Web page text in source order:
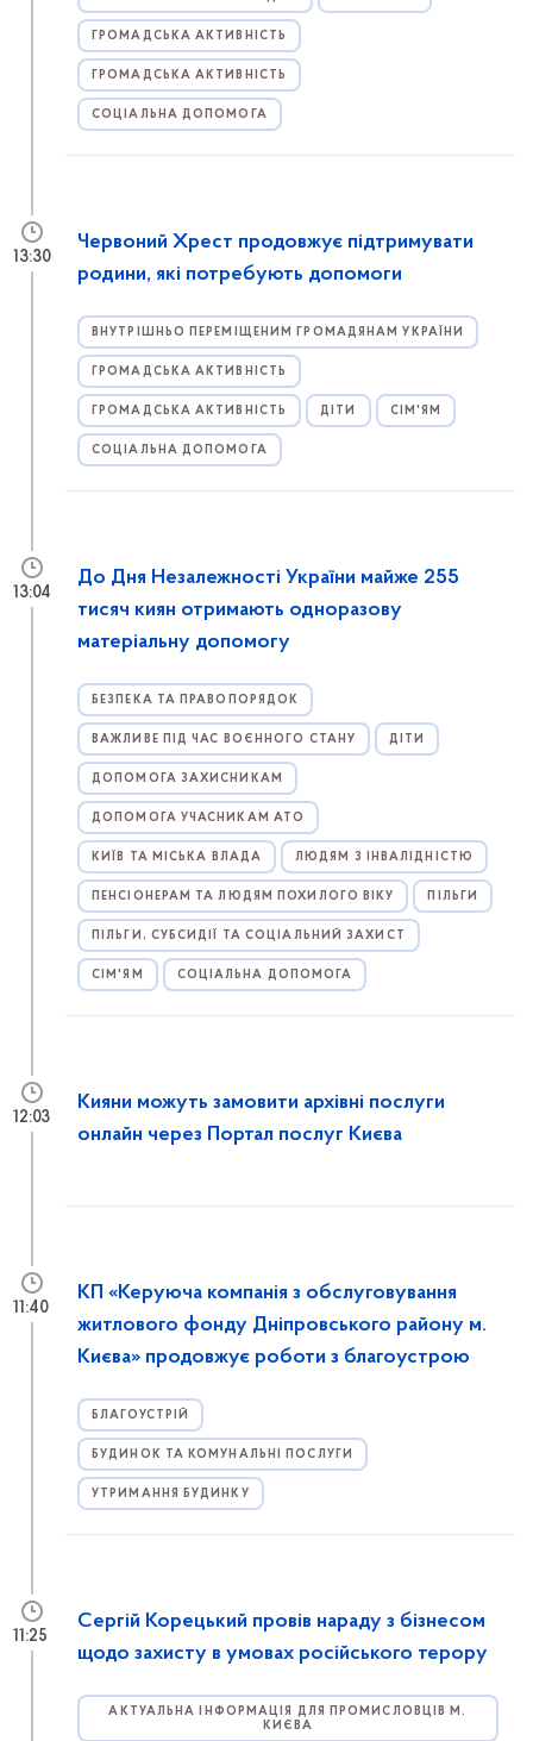
ГРОМАДСЬКА АКТИВНІСТЬ
ГРОМАДСЬКА АКТИВНІСТЬ
СОЦІАЛЬНА ДОПОМОГА
Червоний Хрест продовжує підтримувати
родини, які потребують допомоги
ВНУТРІШНЬО ПЕРЕМІЩЕНИМ ГРОМАДЯНАМ УКРАЇНИ
ГРОМАДСЬКА АКТИВНІСТЬ
ГРОМАДСЬКА АКТИВНІСТЬ ДІТИ СІМ'ЯМ
СОЦІАЛЬНА ДОПОМОГА
13:30
До Дня Незалежності України майже 255
тисяч киян отримають одноразову
матеріальну допомогу
БЕЗПЕКА ТА ПРАВОПОРЯДОК
ВАЖЛИВЕ ПІД ЧАС ВОЄННОГО СТАНУ ДІТИ
ДОПОМОГА ЗАХИСНИКАМ
ДОПОМОГА УЧАСНИКАМ АТО
КИЇВ ТА МІСЬКА ВЛАДА ЛЮДЯМ З ІНВАЛІДНІСТЮ
ПЕНСІОНЕРАМ ТА ЛЮДЯМ ПОХИЛОГО ВІКУ ПІЛЬГИ
ПІЛЬГИ, СУБСИДІЇ ТА СОЦІАЛЬНИЙ ЗАХИСТ
СІМ'ЯМ СОЦІАЛЬНА ДОПОМОГА
13:04
Кияни можуть замовити архівні послуги
онлайн через Портал послуг Києва
12:03
КП «Керуюча компанія з обслуговування
житлового фонду Дніпровського району м.
Києва» продовжує роботи з благоустрою
БЛАГОУСТРІЙ
БУДИНОК ТА КОМУНАЛЬНІ ПОСЛУГИ
УТРИМАННЯ БУДИНКУ
11:40
Сергій Корецький провів нараду з бізнесом
щодо захисту в умовах російського терору
АКТУАЛЬНА ІНФОРМАЦІЯ ДЛЯ ПРОМИСЛОВЦІВ М.
КИЄВА
11:25